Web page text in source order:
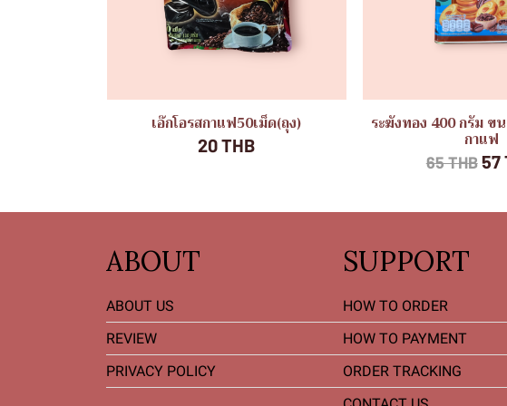
เอ๊กโอรสกาแฟ50เม็ด(ถุง)
20 THB
ระฆังทอง 400 กรัม ข
กาแฟ
65 THB57
ABOUT
ABOUT US
REVIEW
PRIVACY POLICY
SUPPORT
HOW TO ORDER
HOW TO PAYMENT
ORDER TRACKING